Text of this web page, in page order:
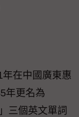
在中國廣東惠
年更名為
三個英文單詞